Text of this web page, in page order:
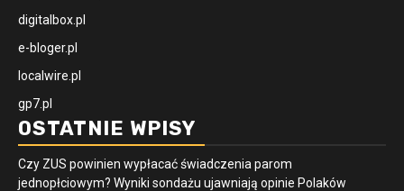
digitalbox.pl
e-bloger.pl
localwire.pl
gp7.pl
OSTATNIE WPISY
Czy ZUS powinien wypłacać świadczenia parom
jednopłciowym? Wyniki sondażu ujawniają opinie Polaków